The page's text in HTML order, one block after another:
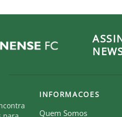
INFORMACOES
Quem Somos